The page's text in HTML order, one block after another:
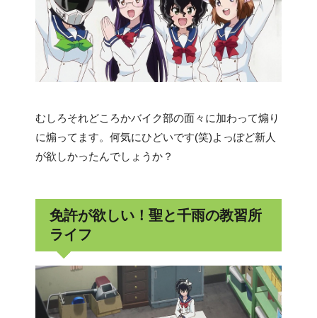
むしろそれどころかバイク部の面々に加わって煽り
に煽ってます。何気にひどいです(笑)よっぽど新人
が欲しかったんでしょうか？
免許が欲しい！聖と千雨の教習所
ライフ